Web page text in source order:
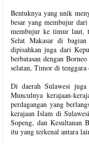
Bentuknya yang unik
besar yang membujur
membujur ke timur laut,
Selat Makasar di
dipisahkan juga dari
berbatasan dengan
selatan, Timor di
Di daerah Sulawesi juga
Munculnya kerajaan-
perdagangan yang
kerajaan Islam di
Sopeng, dan Kesultanan
itu yang terkenal antara